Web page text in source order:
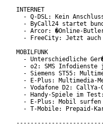
INTERNET
- Q-DSL: Kein
- ByCall24 startet
- Arcor: �Online-
- FreeCity: Jetzt
MOBILFUNK
- Unterschiedliche
- o2: SMS Infodienste
- Siemens ST55:
- E-Plus: Multimedia-
- Vodafone D2:
- Handy-Spiele im
- E-Plus: Mobil
- T-Mobile: Prepaid-